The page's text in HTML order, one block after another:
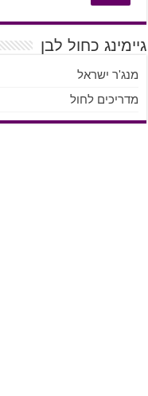
גיימינג כחול לבן
מנג'ר ישראל
מדריכים לחול